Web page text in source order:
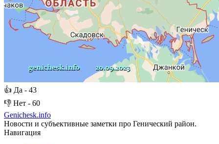
👍 Да - 43
👎 Нет - 60
Genichesk.info
Новости и субъективные заметки про Генический район.
Навигация